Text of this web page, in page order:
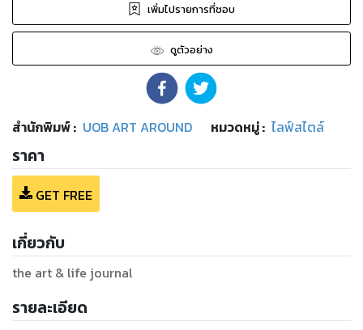
เพิ่มไปรายการที่ชอบ
ดูตัวอย่าง
สำนักพิมพ์: UOB ART AROUND หมวดหมู่: ไลฟ์สไตล์
ราคา
GET FREE
เกี่ยวกับ
the art & life journal
รายละเอียด